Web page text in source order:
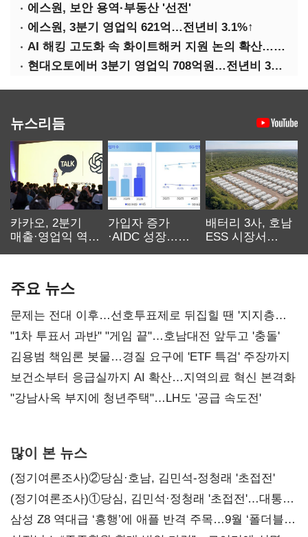
에스원, 보안 용역·부동산 '선전'
에스원, 3분기 영업익 621억…전년비 3.1%↑
AI 해킹 고도화 속 화이트해커 지원 논의 확산…'버그바운티' 재조명
현대오토에버 3분기 영업익 708억원…전년비 34.8%↑
뉴스리듬
카카오, 2분기
매출·영업익 역대
가입자 증가
·AIDC 성장…
배터리 3사, 호남
ESS 시장서
주요 뉴스
문제는 전대 이후…선호투표제로 뒤집힐 땐 '지지층
불복'
"1차 투표서 과반" "게임 끝"…호남대전 앞두고 '충돌'
김용범 책임론 봇물…경질 요구에 'ETF 특검' 주장까지
보건소부터 응급실까지 AI 확산…지역의료 혁신 본격화
"강남사옥 부지에 청년주택"…LH도 '공급 속도전'
많이 본 뉴스
(정기여론조사)②당심·호남, 김민석-정청래 '초접전'
(정기여론조사)①당심, 김민석·정청래 '초접전'…대통령
지지도 '50% 아래로'(종합)
삼성 Z8 역대급 ‘흥행’에 애플 반격 주목…9월 ‘폴더블